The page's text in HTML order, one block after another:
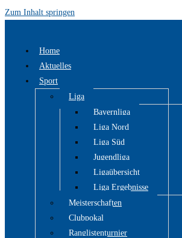
Zum Inhalt springen
Home
Aktuelles
Sport
Liga
Bayernliga
Liga Nord
Liga Süd
Jugendliga
Ligaübersicht
Liga Ergebnisse
Meisterschaften
Clubpokal
Ranglistenturnier